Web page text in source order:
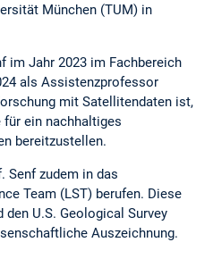
München (TUM) in
im Jahr 2023 im Fachbereich
als Assistenzprofessor
mit Satellitendaten ist,
ein nachhaltiges
bereitzustellen.
Senf zudem in das
Team (LST) berufen. Diese
den U.S. Geological Survey
Auszeichnung.